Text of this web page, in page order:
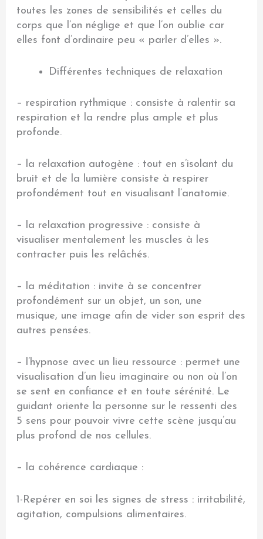
toutes les zones de sensibilités et celles du
corps que l’on néglige et que l’on oublie car
elles font d’ordinaire peu « parler d’elles ».
Différentes techniques de relaxation
– respiration rythmique : consiste à ralentir sa
respiration et la rendre plus ample et plus
profonde.
– la relaxation autogène : tout en s’isolant du
bruit et de la lumière consiste à respirer
profondément tout en visualisant l’anatomie.
– la relaxation progressive : consiste à
visualiser mentalement les muscles à les
contracter puis les relâchés.
– la méditation : invite à se concentrer
profondément sur un objet, un son, une
musique, une image afin de vider son esprit des
autres pensées.
– l’hypnose avec un lieu ressource : permet une
visualisation d’un lieu imaginaire ou non où l’on
se sent en confiance et en toute sérénité. Le
guidant oriente la personne sur le ressenti des
5 sens pour pouvoir vivre cette scène jusqu’au
plus profond de nos cellules.
– la cohérence cardiaque :
1-Repérer en soi les signes de stress : irritabilité,
agitation, compulsions alimentaires.